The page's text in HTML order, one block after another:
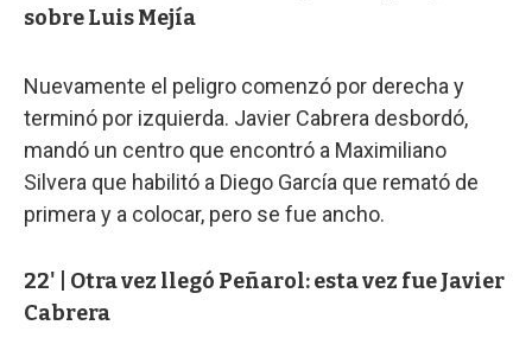
sobre Luis Mejía
Nuevamente el peligro comenzó por derecha y
terminó por izquierda. Javier Cabrera desbordó,
mandó un centro que encontró a Maximiliano
Silvera que habilitó a Diego García que remató de
primera y a colocar, pero se fue ancho.
22' | Otra vez llegó Peñarol: esta vez fue Javier
Cabrera